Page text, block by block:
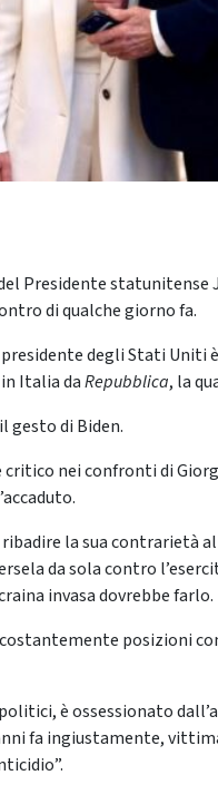
Presidente statunitense
di qualche giorno fa.
degli Stati Uniti
Italia daRepubblica, la
gesto di Biden.
nei confronti di
la sua contrarietà
da sola contro
invasa dovrebbe farlo.
posizioni
è ossessionato
fa ingiustamente,